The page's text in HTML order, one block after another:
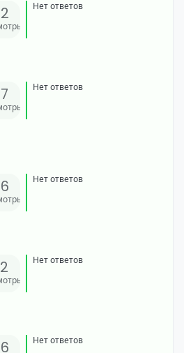
Нет ответов
Нет ответов
Нет ответов
Нет ответов
Нет ответов